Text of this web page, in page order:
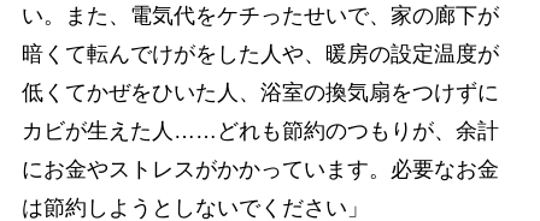
い。また、電気代をケチったせいで、家の廊下が
暗くて転んでけがをした人や、暖房の設定温度が
低くてかぜをひいた人、浴室の換気扇をつけずに
カビが生えた人……どれも節約のつもりが、余計
にお金やストレスがかかっています。必要なお金
は節約しようとしないでください」